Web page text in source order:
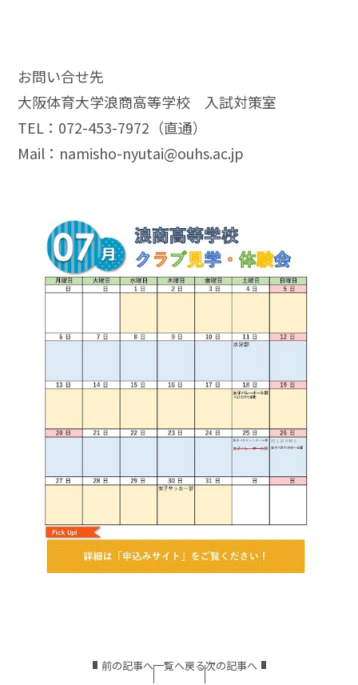
お問い合せ先
大阪体育大学浪商高等学校 入試対策室
TEL：072-453-7972（直通）
Mail：namisho-nyutai@ouhs.ac.jp
前の記事へ一覧へ戻る次の記事へ